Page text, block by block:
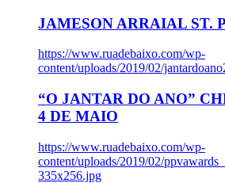
JAMESON ARRAIAL ST.
https://www.ruadebaixo.com/wp-
content/uploads/2019/02/
“O JANTAR DO ANO”
4 DE MAIO
https://www.ruadebaixo.com/wp-
content/uploads/2019/02/
335x256.jpg